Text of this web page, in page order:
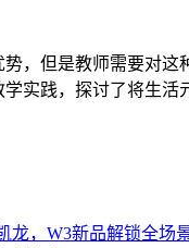
，但是教师需要对
实践，探讨了将生
龙，W3新品解锁全场